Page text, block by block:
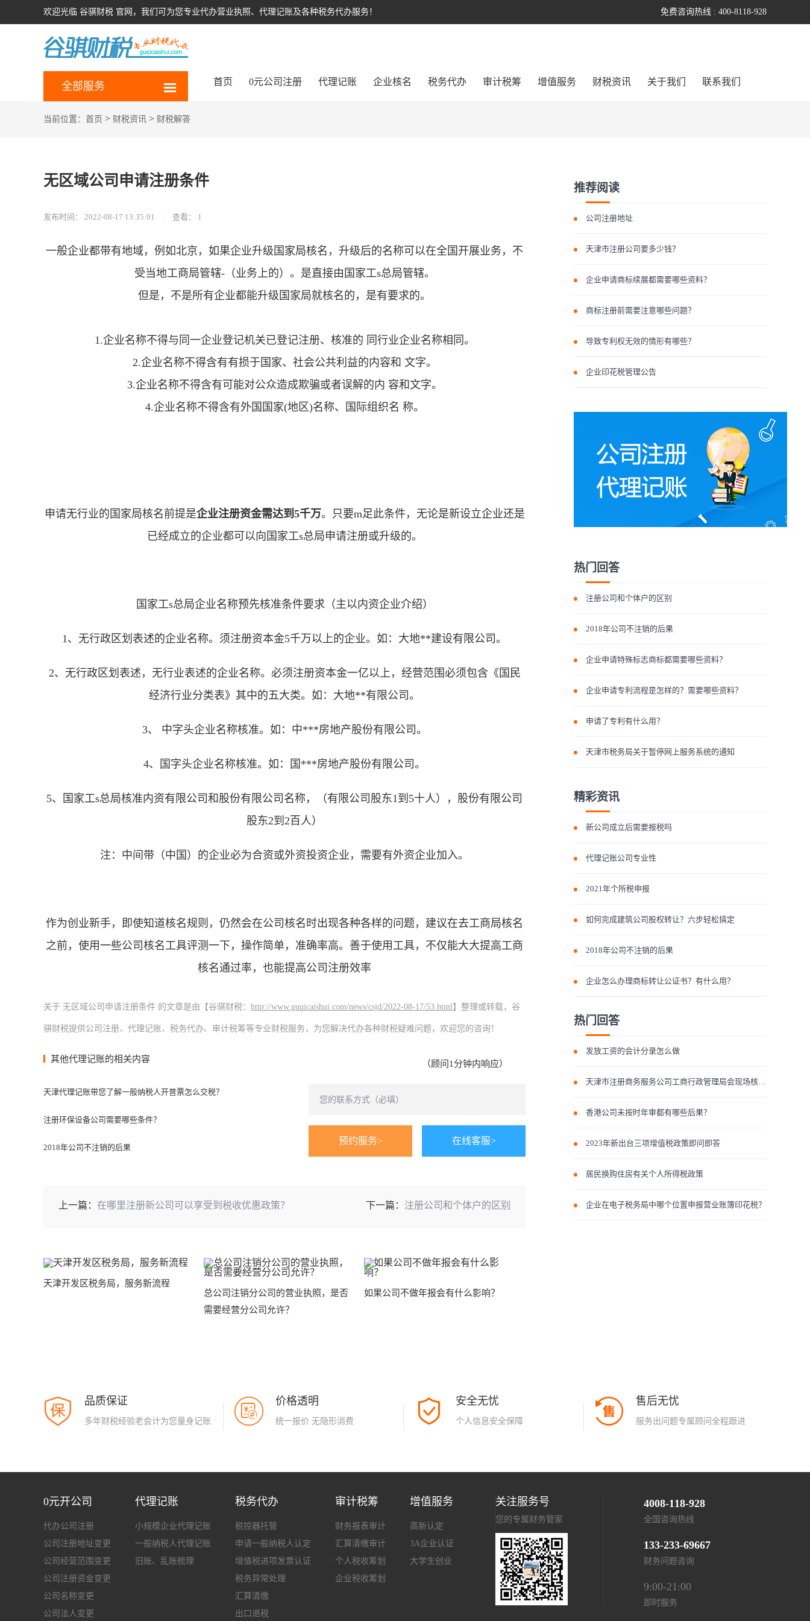
欢迎光临 谷骐财税 官网，我们可为您专业代办营业执照、代理记账及各种税务代办服务！ 免费咨询热线 : 400-8118-928
全部服务 首页 0元公司注册 代理记账 企业核名 税务代办 审计税筹 增值服务 财税资讯 关于我们 联系我们
当前位置： 首页 > 财税资讯 > 财税解答
无区域公司申请注册条件
发布时间： 2022-08-17 13:35:01 查看： 1
一般企业都带有地域，例如北京，如果企业升级国家局核名，升级后的名称可以在全国开展业务，不
受当地工商局管辖-（业务上的）。是直接由国家工s总局管辖。
但是，不是所有企业都能升级国家局就核名的，是有要求的。
1.企业名称不得与同一企业登记机关已登记注册、核准的 同行业企业名称相同。
2.企业名称不得含有有损于国家、社会公共利益的内容和 文字。
3.企业名称不得含有可能对公众造成欺骗或者误解的内 容和文字。
4.企业名称不得含有外国国家(地区)名称、国际组织名 称。
申请无行业的国家局核名前提是企业注册资金需达到5千万。只要m足此条件，无论是新设立企业还是
已经成立的企业都可以向国家工s总局申请注册或升级的。
国家工s总局企业名称预先核准条件要求（主以内资企业介绍）
1、无行政区划表述的企业名称。须注册资本金5千万以上的企业。如：大地**建设有限公司。
2、无行政区划表述，无行业表述的企业名称。必须注册资本金一亿以上，经营范围必须包含《国民
经济行业分类表》其中的五大类。如：大地**有限公司。
3、 中字头企业名称核准。如：中***房地产股份有限公司。
4、国字头企业名称核准。如：国***房地产股份有限公司。
5、国家工s总局核准内资有限公司和股份有限公司名称，（有限公司股东1到5十人），股份有限公司
股东2到2百人）
注：中间带（中国）的企业必为合资或外资投资企业，需要有外资企业加入。
作为创业新手，即使知道核名规则，仍然会在公司核名时出现各种各样的问题，建议在去工商局核名
之前，使用一些公司核名工具评测一下，操作简单，准确率高。善于使用工具，不仅能大大提高工商
核名通过率，也能提高公司注册效率
关于 无区域公司申请注册条件 的文章是由【谷骐财税： http://www.guqicaishui.com/news/csjd/2022-08-17/53.html 】整理或转载，谷
骐财税提供公司注册、代理记账、税务代办、审计税筹等专业财税服务，为您解决代办各种财税疑难问题，欢迎您的咨询！
其他代理记账的相关内容
天津代理记账带您了解一般纳税人开普票怎么交税？
注册环保设备公司需要哪些条件？
2018年公司不注销的后果
（顾问1分钟内响应）
预约服务> 在线客服>
上一篇： 在哪里注册新公司可以享受到税收优惠政策？ 下一篇： 注册公司和个体户的区别
天津开发区税务局，服务新流程
总公司注销分公司的营业执照，是否
需要经营分公司允许？
如果公司不做年报会有什么影响？
推荐阅读
公司注册地址
天津市注册公司要多少钱？
企业申请商标续展都需要哪些资料？
商标注册前需要注意哪些问题？
导致专利权无效的情形有哪些？
企业印花税管理公告
热门回答
注册公司和个体户的区别
2018年公司不注销的后果
企业申请特殊标志商标都需要哪些资料？
企业申请专利流程是怎样的？需要哪些资料？
申请了专利有什么用？
天津市税务局关于暂停网上服务系统的通知
精彩资讯
新公司成立后需要报税吗
代理记账公司专业性
2021年个所税申报
如何完成建筑公司股权转让？六步轻松搞定
2018年公司不注销的后果
企业怎么办理商标转让公证书？有什么用？
热门回答
发放工资的会计分录怎么做
天津市注册商务服务公司工商行政管理局会现场核查吗？
香港公司未按时年审都有哪些后果？
2023年新出台三项增值税政策即问即答
居民换购住房有关个人所得税政策
企业在电子税务局中哪个位置申报营业账簿印花税？
品质保证
多年财税经验老会计为您量身记账
价格透明
统一报价 无隐形消费
安全无忧
个人信息安全保障
售后无忧
服务出问题专属顾问全程跟进
0元开公司
代办公司注册
公司注册地址变更
公司经营范围变更
公司注册资金变更
公司名称变更
公司法人变更
代理记账
小规模企业代理记账
一般纳税人代理记账
旧账、乱账梳理
税务代办
税控器托管
申请一般纳税人认定
增值税进项发票认证
税务异常处理
汇算清缴
出口退税
审计税筹
财务报表审计
汇算清缴审计
个人税收筹划
企业税收筹划
增值服务
高新认定
3A企业认证
大学生创业
关注服务号
您的专属财务管家
4008-118-928
全国咨询热线
133-233-69667
财务问题咨询
9:00-21:00
即时服务